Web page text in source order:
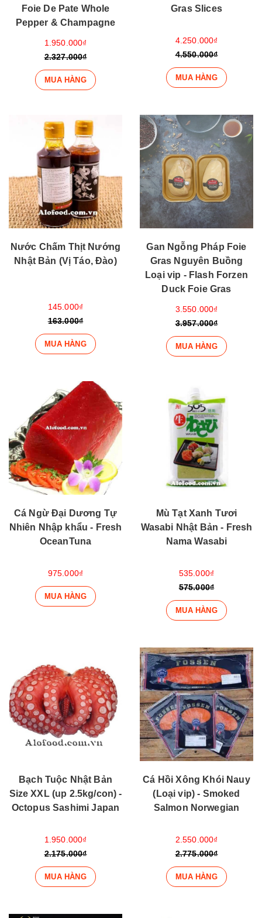
Foie De Pate Whole
Pepper & Champagne
1.950.000₫
2.327.000₫
MUA HÀNG
Gras Slices
4.250.000₫
4.550.000₫
MUA HÀNG
Nước Chấm Thịt Nướng
Nhật Bản (Vị Táo, Đào)
145.000₫
163.000₫
MUA HÀNG
Gan Ngỗng Pháp Foie
Gras Nguyên Buồng
Loại vip - Flash Forzen
Duck Foie Gras
3.550.000₫
3.957.000₫
MUA HÀNG
Cá Ngừ Đại Dương Tự
Nhiên Nhập khẩu - Fresh
OceanTuna
975.000₫
MUA HÀNG
Mù Tạt Xanh Tươi
Wasabi Nhật Bản - Fresh
Nama Wasabi
535.000₫
575.000₫
MUA HÀNG
Bạch Tuộc Nhật Bản
Size XXL (up 2.5kg/con) -
Octopus Sashimi Japan
1.950.000₫
2.175.000₫
MUA HÀNG
Cá Hồi Xông Khói Nauy
(Loại vip) - Smoked
Salmon Norwegian
2.550.000₫
2.775.000₫
MUA HÀNG